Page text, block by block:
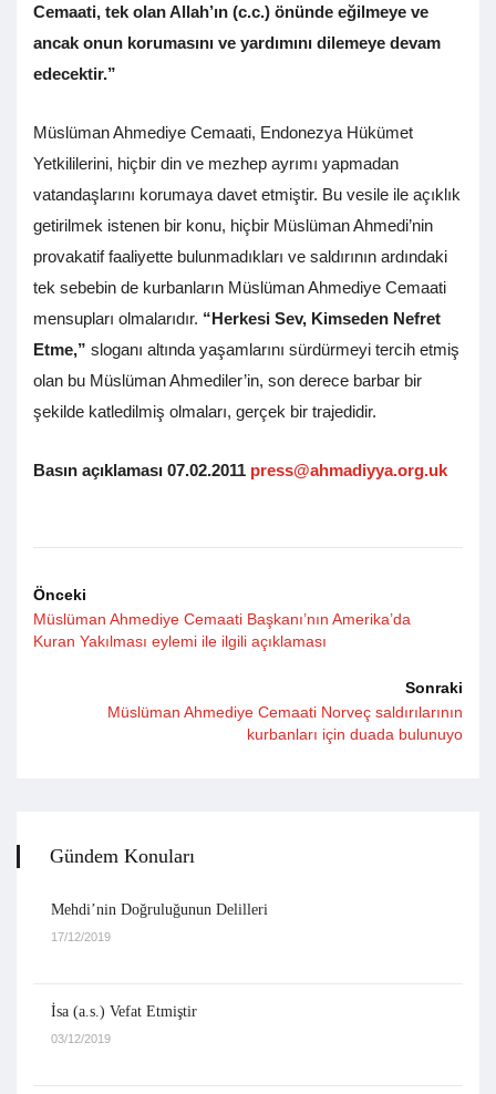
Cemaati, tek olan Allah’ın (c.c.) önünde eğilmeye ve
ancak onun korumasını ve yardımını dilemeye devam
edecektir.”
Müslüman Ahmediye Cemaati, Endonezya Hükümet
Yetkililerini, hiçbir din ve mezhep ayrımı yapmadan
vatandaşlarını korumaya davet etmiştir. Bu vesile ile açıklık
getirilmek istenen bir konu, hiçbir Müslüman Ahmedi’nin
provakatif faaliyette bulunmadıkları ve saldırının ardındaki
tek sebebin de kurbanların Müslüman Ahmediye Cemaati
mensupları olmalarıdır. “Herkesi Sev, Kimseden Nefret
Etme,” sloganı altında yaşamlarını sürdürmeyi tercih etmiş
olan bu Müslüman Ahmediler’in, son derece barbar bir
şekilde katledilmiş olmaları, gerçek bir trajedidir.
Basın açıklaması 07.02.2011 press@ahmadiyya.org.uk
Önceki
Müslüman Ahmediye Cemaati Başkanı’nın Amerika’da
Kuran Yakılması eylemi ile ilgili açıklaması
Sonraki
Müslüman Ahmediye Cemaati Norveç saldırılarının
kurbanları için duada bulunuyo
Gündem Konuları
Mehdi’nin Doğruluğunun Delilleri
17/12/2019
İsa (a.s.) Vefat Etmiştir
03/12/2019